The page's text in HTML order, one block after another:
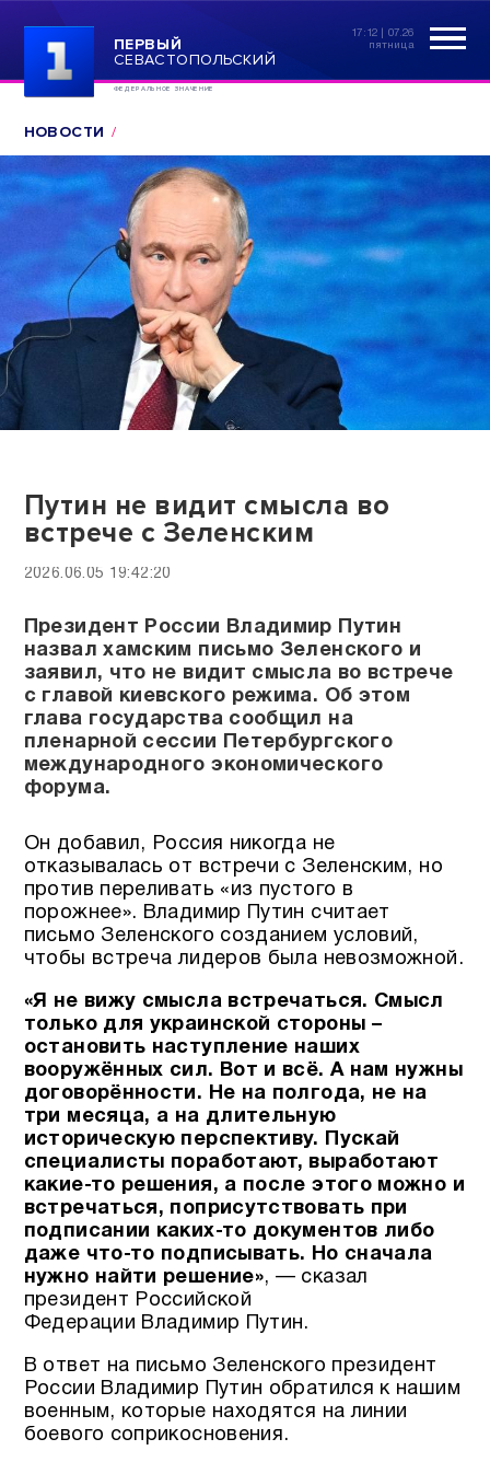
ПЕРВЫЙ
СЕВАСТОПОЛЬСКИЙ
ФЕДЕРАЛЬНОЕ ЗНАЧЕНИЕ
17:12 | 07.26
пятница
НОВОСТИ
Путин не видит смысла во
встрече с Зеленским
2026.06.05 19:42:20
Президент России Владимир Путин
назвал хамским письмо Зеленского и
заявил, что не видит смысла во встрече
с главой киевского режима. Об этом
глава государства сообщил на
пленарной сессии Петербургского
международного экономического
форума.
Он добавил, Россия никогда не
отказывалась от встречи с Зеленским, но
против переливать «из пустого в
порожнее». Владимир Путин считает
письмо Зеленского созданием условий,
чтобы встреча лидеров была невозможной.
«Я не вижу смысла встречаться. Смысл
только для украинской стороны –
остановить наступление наших
вооружённых сил. Вот и всё. А нам нужны
договорённости. Не на полгода, не на
три месяца, а на длительную
историческую перспективу. Пускай
специалисты поработают, выработают
какие-то решения, а после этого можно и
встречаться, поприсутствовать при
подписании каких-то документов либо
даже что-то подписывать. Но сначала
нужно найти решение», — сказал
президент Российской
Федерации Владимир Путин.
В ответ на письмо Зеленского президент
России Владимир Путин обратился к нашим
военным, которые находятся на линии
боевого соприкосновения.